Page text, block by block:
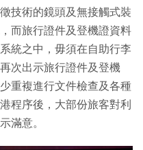
技術的鏡頭及無接觸式裝
而旅行證件及登機證資料
統之中，毋須在自助行李
次出示旅行證件及登機
重複進行文件檢查及各種
程序後，大部份旅客對利
滿意。